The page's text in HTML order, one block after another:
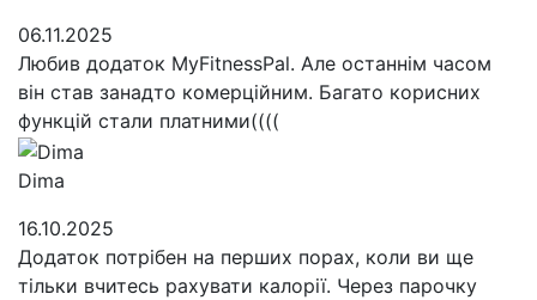
06.11.2025
Любив додаток MyFitnessPal. Але останнім часом
він став занадто комерційним. Багато корисних
функцій стали платними((((
Dima
16.10.2025
Додаток потрібен на перших порах, коли ви ще
тільки вчитесь рахувати калорії. Через парочку